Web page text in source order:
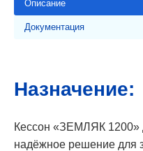
Описание
Документация
Назначение:
Кессон «ЗЕМЛЯК
надёжное решение для